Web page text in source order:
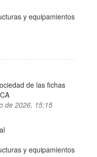
y equipamientos
de las fichas
de 2026, 15:15
y equipamientos